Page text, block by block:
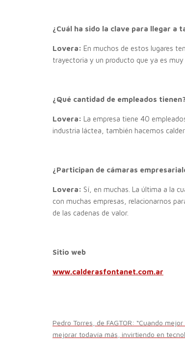
¿Cuál ha sido la clave para llegar a
Lovera: En muchos de estos lugares
trayectoria y un producto que ya es
¿Qué cantidad de empleados tienen?
Lovera: La empresa tiene 40
industria láctea, también hacemos
¿Participan de cámaras
Lovera: Sí, en muchas. La última a la
con muchas empresas, relacionarnos
de las cadenas de valor.
Sitio web
www.calderasfontanet.com.ar
Pedro Torres, de FAGTOR: “Cuando
mejorar todavía más, invirtiendo en